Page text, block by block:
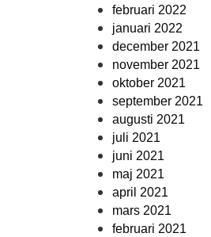
februari 2022
januari 2022
december 2021
november 2021
oktober 2021
september 2021
augusti 2021
juli 2021
juni 2021
maj 2021
april 2021
mars 2021
februari 2021